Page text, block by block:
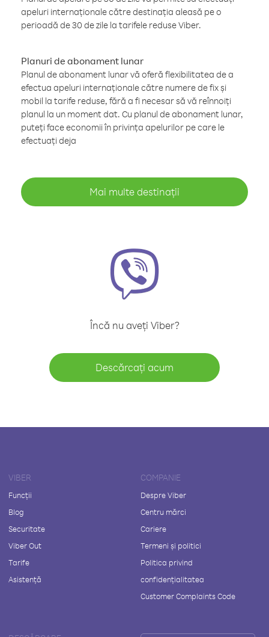
apeluri internaționale către destinația aleasă pe o
perioadă de 30 de zile la tarifele reduse Viber.
Planuri de abonament lunar
Planul de abonament lunar vă oferă flexibilitatea de a
efectua apeluri internaționale către numere de fix și
mobil la tarife reduse, fără a fi necesar să vă reînnoiți
planul la un moment dat. Cu planul de abonament lunar,
puteți face economii în privința apelurilor pe care le
efectuați deja
Mai multe destinații
Încă nu aveți Viber?
Descărcați acum
VIBER
Funcții
Blog
Securitate
Viber Out
Tarife
Asistență
COMPANIE
Despre Viber
Centru mărci
Cariere
Termeni și politici
Politica privind
confidențialitatea
Customer Complaints Code